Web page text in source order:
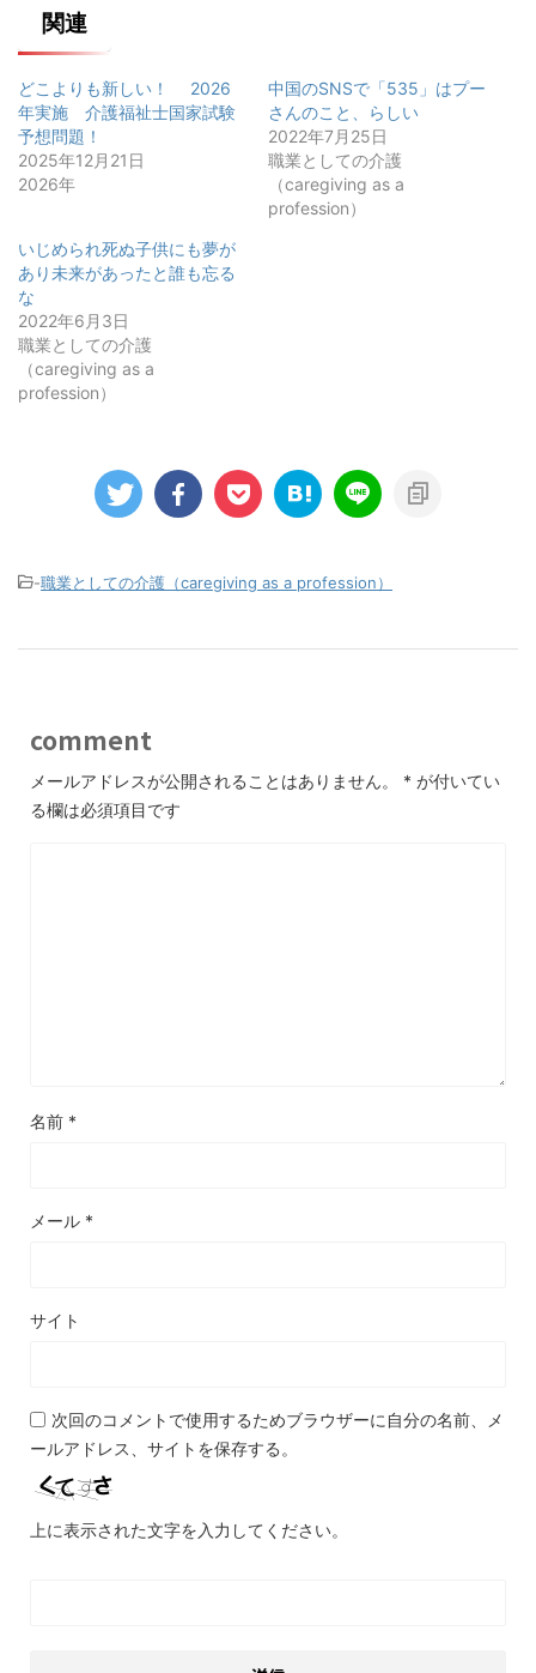
関連
どこよりも新しい！ 2026
年実施 介護福祉士国家試験
予想問題！
2025年12月21日
2026年
中国のSNSで「535」はプー
さんのこと、らしい
2022年7月25日
職業としての介護
（caregiving as a
profession）
いじめられ死ぬ子供にも夢が
あり未来があったと誰も忘る
な
2022年6月3日
職業としての介護
（caregiving as a
profession）
-職業としての介護（caregiving as a profession）
comment
メールアドレスが公開されることはありません。 * が付いてい
る欄は必須項目です
名前 *
メール *
サイト
次回のコメントで使用するためブラウザーに自分の名前、メ
ールアドレス、サイトを保存する。
上に表示された文字を入力してください。